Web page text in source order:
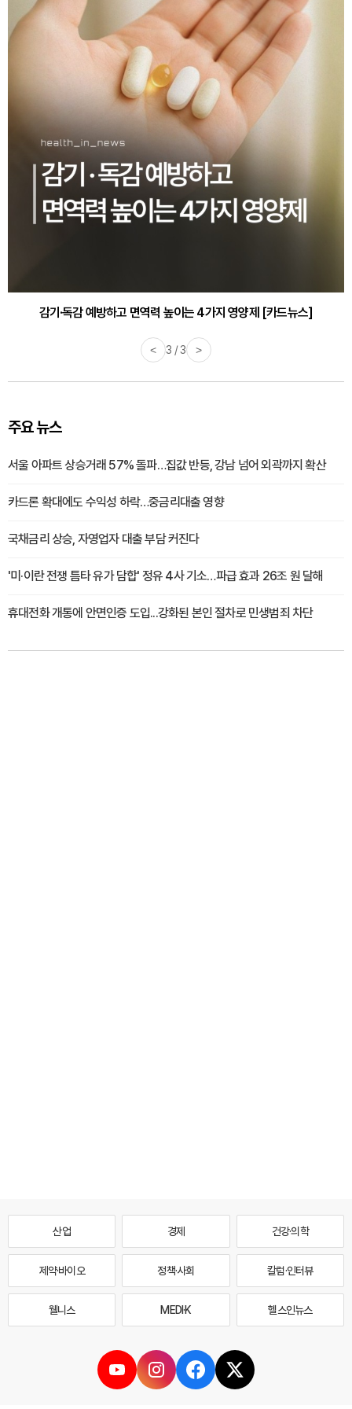
감기·독감 예방하고 면역력 높이는 4가지 영양제 [카드뉴스]
< 3 / 3 >
주요 뉴스
서울 아파트 상승거래 57% 돌파…집값 반등, 강남 넘어 외곽까지 확산
카드론 확대에도 수익성 하락…중금리대출 영향
국채금리 상승, 자영업자 대출 부담 커진다
'미·이란 전쟁 틈타 유가 담합' 정유 4사 기소…파급 효과 26조 원 달해
휴대전화 개통에 안면인증 도입...강화된 본인 절차로 민생범죄 차단
산업 경제 건강·의학
제약·바이오 정책·사회 칼럼·인터뷰
웰니스 MEDI·K 헬스인뉴스